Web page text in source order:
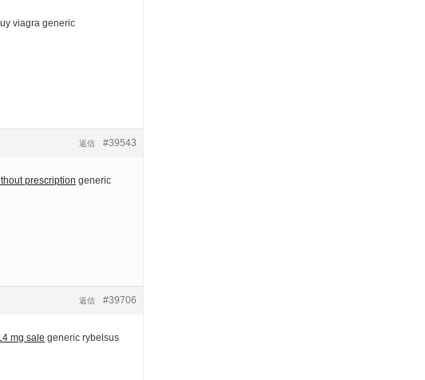
viagra generic
#39543
返信
prescription generic
#39706
返信
mg sale generic rybelsus